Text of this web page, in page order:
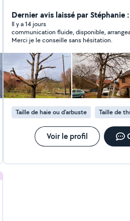
tout petits travaux équipé d'un
pose des bennes pour tout type de
de renseignements, contactez-moi devis, gratuit
cordialement
Dernier avis laissé par Stéphanie
Il y a 14 jours
communication fluide, disponible,
Merci je le conseille sans hésitation.
Taille de haie ou d'arbuste Taille de
Voir le profil